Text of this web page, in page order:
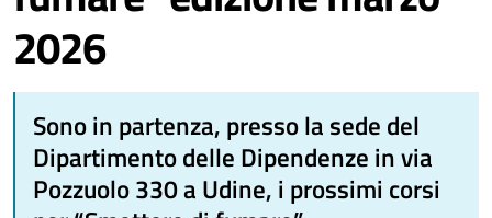
2026
Sono in partenza, presso la sede del
Dipartimento delle Dipendenze in via
Pozzuolo 330 a Udine, i prossimi corsi